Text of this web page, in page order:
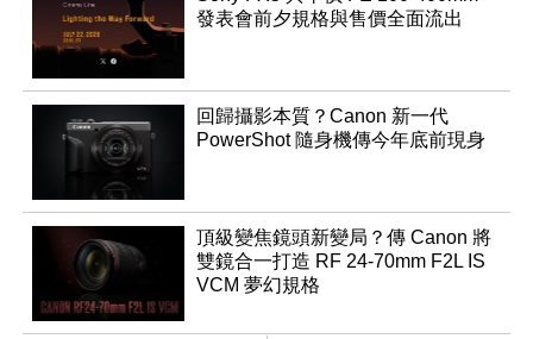
發表會前夕規格與售價全面流出
回歸攝影本質？Canon 新一代
PowerShot 隨身機傳今年底前現身
頂級變焦鏡頭新變局？傳 Canon 將
雙鏡合一打造 RF 24-70mm F2L IS
VCM 夢幻規格